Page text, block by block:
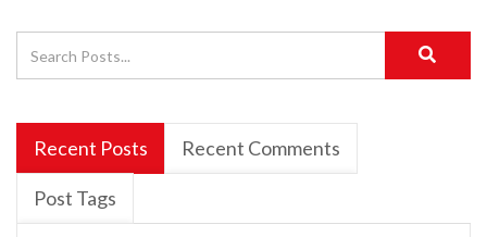
Recent Posts Recent Comments
Post Tags